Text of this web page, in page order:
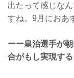
出たって感じな
すね。9月におあ
ーー皇治選手が
合がもし実現す